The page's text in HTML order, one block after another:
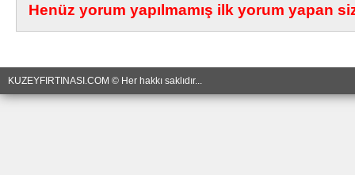
Henüz yorum yapılmamış ilk yorum yapan
KUZEYFIRTINASI.COM © Her hakkı saklıdır...